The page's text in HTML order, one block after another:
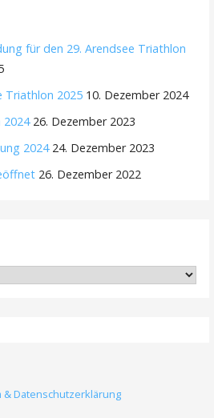
für den 29. Arendsee Triathlon
Triathlon 2025 10. Dezember 2024
2024 26. Dezember 2023
2024 24. Dezember 2023
26. Dezember 2022
& Datenschutzerklärung